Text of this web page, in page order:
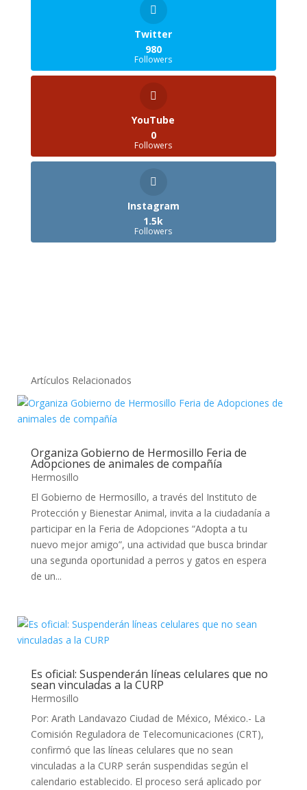
Twitter
980
Followers
YouTube
0
Followers
Instagram
1.5k
Followers
Artículos Relacionados
Organiza Gobierno de Hermosillo Feria de
Adopciones de animales de compañía
Hermosillo
El Gobierno de Hermosillo, a través del Instituto de
Protección y Bienestar Animal, invita a la ciudadanía a
participar en la Feria de Adopciones “Adopta a tu
nuevo mejor amigo”, una actividad que busca brindar
una segunda oportunidad a perros y gatos en espera
de un...
Es oficial: Suspenderán líneas celulares que no
sean vinculadas a la CURP
Hermosillo
Por: Arath Landavazo Ciudad de México, México.- La
Comisión Reguladora de Telecomunicaciones (CRT),
confirmó que las líneas celulares que no sean
vinculadas a la CURP serán suspendidas según el
calendario establecido. El proceso será aplicado por